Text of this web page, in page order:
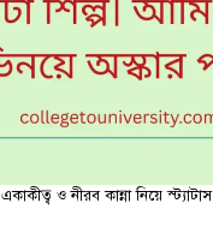
একাকীত্ব ও নীরব কান্না নিয়ে স্ট্যাটাস